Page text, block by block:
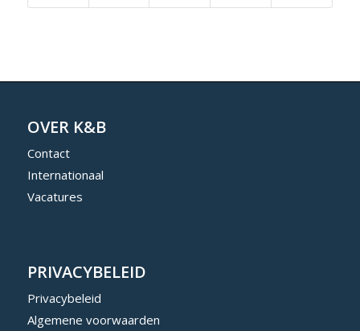
OVER K&B
Contact
Internationaal
Vacatures
PRIVACYBELEID
Privacybeleid
Algemene voorwaarden